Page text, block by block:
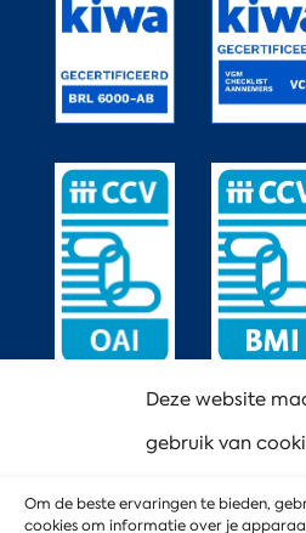
Deze website
gebruik van
Om de beste ervaringen te bieden,
cookies om informatie over je